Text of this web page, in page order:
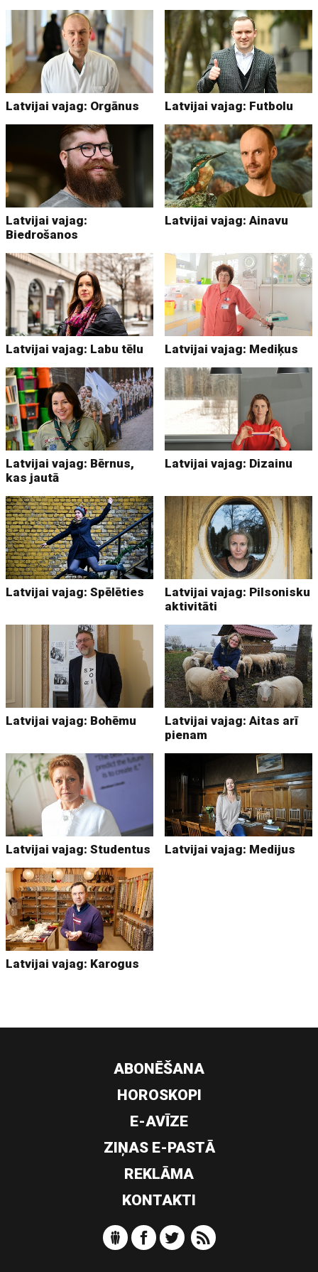
Latvijai vajag: Orgānus Latvijai vajag: Futbolu
Latvijai vajag:
Biedrošanos
Latvijai vajag: Ainavu
Latvijai vajag: Labu tēlu Latvijai vajag: Mediķus
Latvijai vajag: Bērnus,
kas jautā
Latvijai vajag: Dizainu
Latvijai vajag: Spēlēties
Latvijai vajag: Pilsonisku
aktivitāti
Latvijai vajag: Bohēmu
Latvijai vajag: Aitas arī
pienam
Latvijai vajag: Studentus Latvijai vajag: Medijus
Latvijai vajag: Karogus
ABONĒŠANA
HOROSKOPI
E-AVĪZE
ZIŅAS E-PASTĀ
REKLĀMA
KONTAKTI